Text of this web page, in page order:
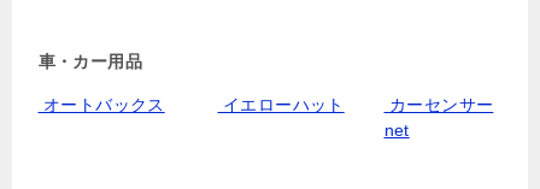
車・カー用品
オートバックス イエローハット
カーセンサー
net